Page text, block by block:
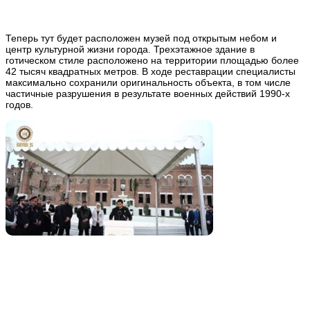
Теперь тут будет расположен музей под открытым небом и
центр культурной жизни города. Трехэтажное здание в
готическом стиле расположено на территории площадью более
42 тысяч квадратных метров. В ходе реставрации специалисты
максимально сохранили оригинальность объекта, в том числе
частичные разрушения в результате военных действий 1990-х
годов.